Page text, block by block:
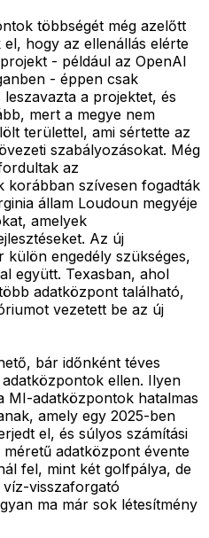
többségét még azelőtt
hogy az ellenállás elérte
- például az OpenAI
- éppen csak
a projektet, és
mert a megye nem
területtel, ami sértette az
szabályozásokat. Még
az
korábban szívesen fogadták
állam Loudoun megyéje
amelyek
Az új
külön engedély szükséges,
együtt. Texasban, ahol
adatközpont található,
vezetett be az új
bár időnként téves
ellen. Ilyen
MI-adatközpontok hatalmas
amely egy 2025-ben
el, és súlyos számítási
adatközpont évente
fel, mint két golfpálya, de
visszaforgató
ma már sok létesítmény